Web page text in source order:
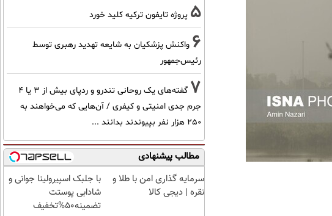
5 پروژه تایفون ترکیه کلید خورد
6 واکنش پزشکیان به شایعه تهدید رهبری توسط
رئیس‌جمهور
7
گفته‌های یک روحانی تندرو و ردپای بیش از ۳ یا ۴
جرم جدی امنیتی و کیفری / آن‌هایی که می‌خواهند به
۲۵۰ هزار نفر بپیوندند بدانند ...
مطالب پیشنهادی
سرمایه گذاری امن با طلا و
نقره | دیجی کالا
با جلبک اسپیرولینا جوانی و
شادابی پوستت
تضمینه50%تخفیف